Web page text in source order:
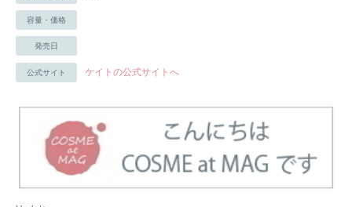
容量・価格
発売日
公式サイト ケイトの公式サイトへ